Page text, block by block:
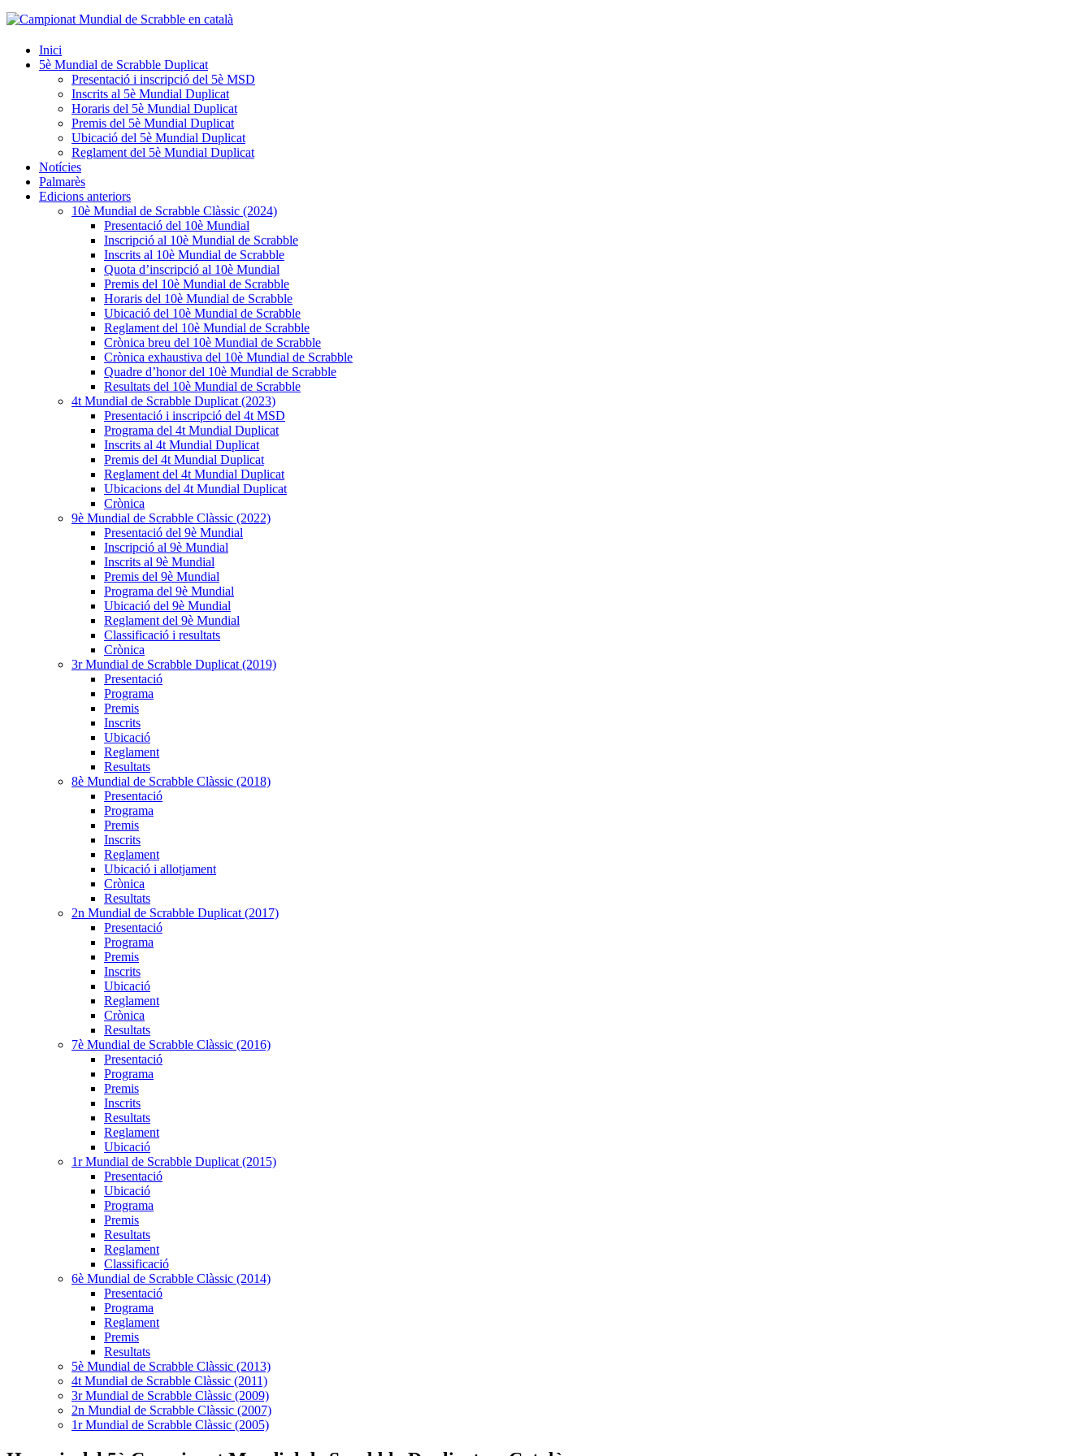
Inici
5è Mundial de Scrabble Duplicat
Presentació i inscripció del 5è MSD
Inscrits al 5è Mundial Duplicat
Horaris del 5è Mundial Duplicat
Premis del 5è Mundial Duplicat
Ubicació del 5è Mundial Duplicat
Reglament del 5è Mundial Duplicat
Notícies
Palmarès
Edicions anteriors
10è Mundial de Scrabble Clàssic (2024)
Presentació del 10è Mundial
Inscripció al 10è Mundial de Scrabble
Inscrits al 10è Mundial de Scrabble
Quota d’inscripció al 10è Mundial
Premis del 10è Mundial de Scrabble
Horaris del 10è Mundial de Scrabble
Ubicació del 10è Mundial de Scrabble
Reglament del 10è Mundial de Scrabble
Crònica breu del 10è Mundial de Scrabble
Crònica exhaustiva del 10è Mundial de Scrabble
Quadre d’honor del 10è Mundial de Scrabble
Resultats del 10è Mundial de Scrabble
4t Mundial de Scrabble Duplicat (2023)
Presentació i inscripció del 4t MSD
Programa del 4t Mundial Duplicat
Inscrits al 4t Mundial Duplicat
Premis del 4t Mundial Duplicat
Reglament del 4t Mundial Duplicat
Ubicacions del 4t Mundial Duplicat
Crònica
9è Mundial de Scrabble Clàssic (2022)
Presentació del 9è Mundial
Inscripció al 9è Mundial
Inscrits al 9è Mundial
Premis del 9è Mundial
Programa del 9è Mundial
Ubicació del 9è Mundial
Reglament del 9è Mundial
Classificació i resultats
Crònica
3r Mundial de Scrabble Duplicat (2019)
Presentació
Programa
Premis
Inscrits
Ubicació
Reglament
Resultats
8è Mundial de Scrabble Clàssic (2018)
Presentació
Programa
Premis
Inscrits
Reglament
Ubicació i allotjament
Crònica
Resultats
2n Mundial de Scrabble Duplicat (2017)
Presentació
Programa
Premis
Inscrits
Ubicació
Reglament
Crònica
Resultats
7è Mundial de Scrabble Clàssic (2016)
Presentació
Programa
Premis
Inscrits
Resultats
Reglament
Ubicació
1r Mundial de Scrabble Duplicat (2015)
Presentació
Ubicació
Programa
Premis
Resultats
Reglament
Classificació
6è Mundial de Scrabble Clàssic (2014)
Presentació
Programa
Reglament
Premis
Resultats
5è Mundial de Scrabble Clàssic (2013)
4t Mundial de Scrabble Clàssic (2011)
3r Mundial de Scrabble Clàssic (2009)
2n Mundial de Scrabble Clàssic (2007)
1r Mundial de Scrabble Clàssic (2005)